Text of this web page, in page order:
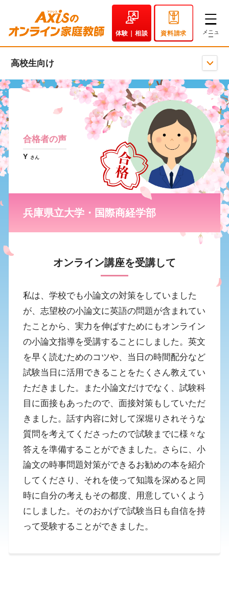
体験｜相談 資料請求
高校生向け
合格者の声
Y さん
兵庫県立大学・国際商経学部
オンライン講座を受講して
私は、学校でも小論文の対策をしていました
が、志望校の小論文に英語の問題が含まれてい
たことから、実力を伸ばすためにもオンライン
の小論文指導を受講することにしました。英文
を早く読むためのコツや、当日の時間配分など
試験当日に活用できることをたくさん教えてい
ただきました。また小論文だけでなく、試験科
目に面接もあったので、面接対策もしていただ
きました。話す内容に対して深堀りされそうな
質問を考えてくださったので試験までに様々な
答えを準備することができました。さらに、小
論文の時事問題対策ができるお勧めの本を紹介
してくださり、それを使って知識を深めると同
時に自分の考えもその都度、用意していくよう
にしました。そのおかげで試験当日も自信を持
って受験することができました。